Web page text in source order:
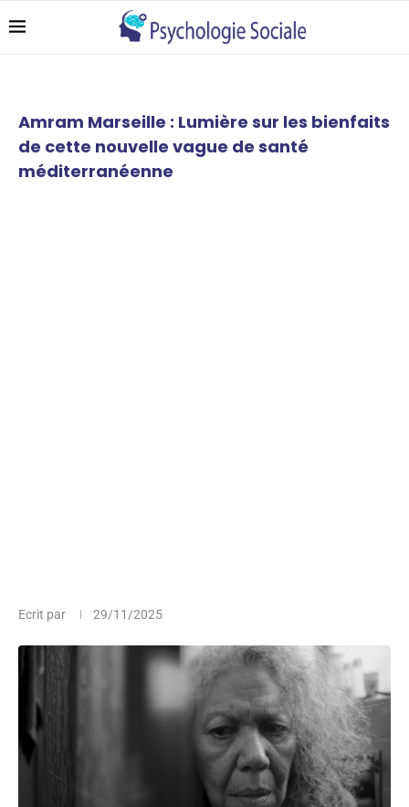
Amram Marseille : Lumière sur les bienfaits
de cette nouvelle vague de santé
méditerranéenne
Ecrit par 29/11/2025